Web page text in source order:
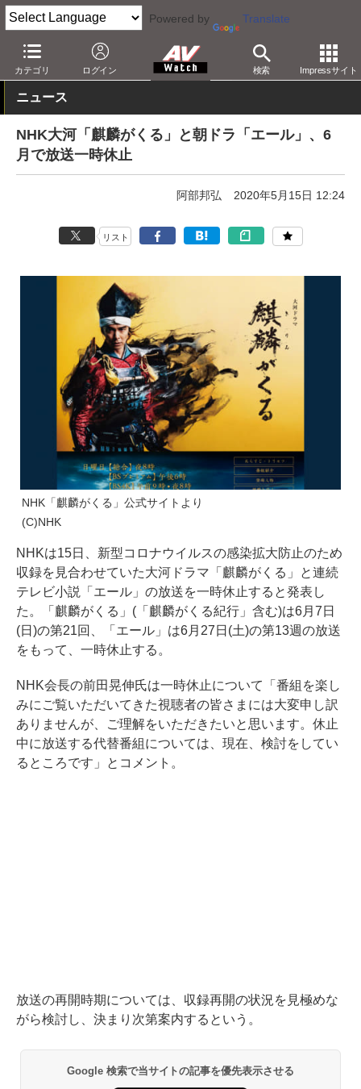
Powered by Translate
カテゴリ ログイン 検索 Impressサイト
AV Watch コンテンツ・サービス 放送
ニュース
NHK大河「麒麟がくる」と朝ドラ「エール」、6
月で放送一時休止
阿部邦弘 2020年5月15日 12:24
リスト
NHK「麒麟がくる」公式サイトより
(C)NHK
NHKは15日、新型コロナウイルスの感染拡大防止のため
収録を見合わせていた大河ドラマ「麒麟がくる」と連続
テレビ小説「エール」の放送を一時休止すると発表し
た。「麒麟がくる」(「麒麟がくる紀行」含む)は6月7日
(日)の第21回、「エール」は6月27日(土)の第13週の放送
をもって、一時休止する。
NHK会長の前田晃伸氏は一時休止について「番組を楽し
みにご覧いただいてきた視聴者の皆さまには大変申し訳
ありませんが、ご理解をいただきたいと思います。休止
中に放送する代替番組については、現在、検討をしてい
るところです」とコメント。
放送の再開時期については、収録再開の状況を見極めな
がら検討し、決まり次第案内するという。
Google 検索で当サイトの記事を優先表示させる